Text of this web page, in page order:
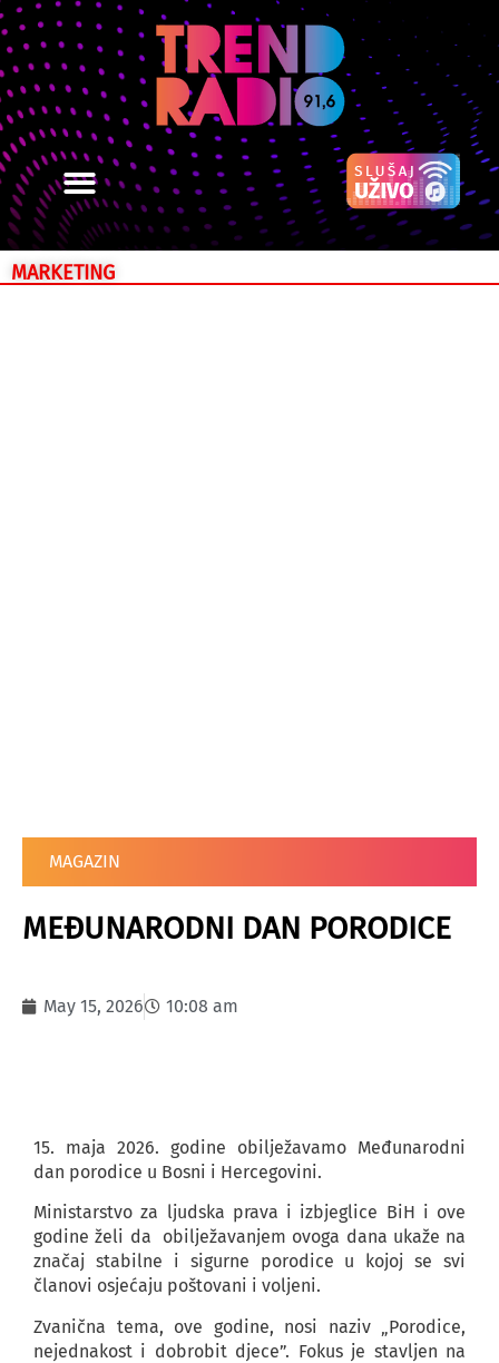
MARKETING
MAGAZIN
MEĐUNARODNI DAN PORODICE
May 15, 2026 10:08 am
15. maja 2026. godine obilježavamo Međunarodni
dan porodice u Bosni i Hercegovini.
Ministarstvo za ljudska prava i izbjeglice BiH i ove
godine želi da obilježavanjem ovoga dana ukaže na
značaj stabilne i sigurne porodice u kojoj se svi
članovi osjećaju poštovani i voljeni.
Zvanična tema, ove godine, nosi naziv „Porodice,
nejednakost i dobrobit djece”. Fokus je stavljen na